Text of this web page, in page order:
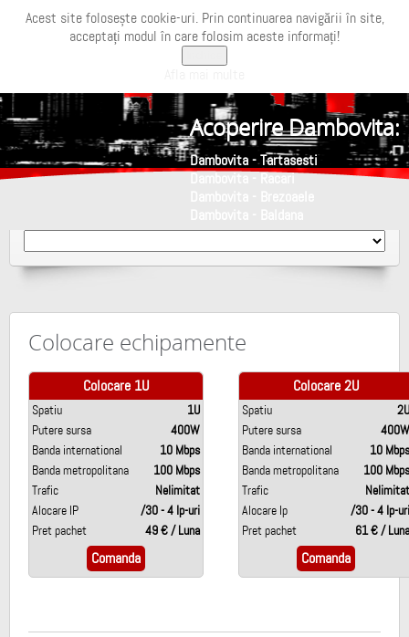
Acest site folosește cookie-uri. Prin continuarea navigării în site,
acceptați modul în care folosim aceste informați!
Acoperire Dambovita:
Dambovita - Tartasesti
Dambovita - Racari
Colocare echipamente
Colocare 1U
Spatiu
1U
Putere sursa
400W
Banda international
10 Mbps
Banda metropolitana
100 Mbps
Trafic
Nelimitat
Alocare IP
/30 - 4 Ip-uri
Pret pachet
49 € / Luna
Comanda
Colocare 2U
Spatiu
2U
Putere sursa
400W
Banda international
10 Mbps
Banda metropolitana
100 Mbps
Trafic
Nelimitat
Alocare Ip
/30 - 4 Ip-uri
Pret pachet
61 € / Luna
Comanda